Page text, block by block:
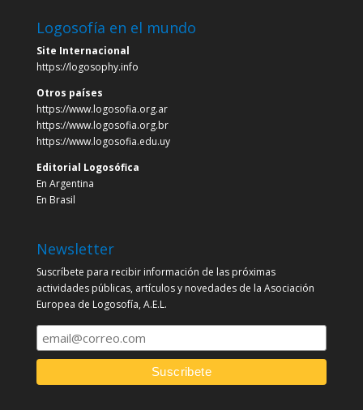
Logosofía en el mundo
Site Internacional
https://logosophy.info
Otros países
https://www.logosofia.org.ar
https://www.logosofia.org.br
https://www.logosofia.edu.uy
Editorial Logosófica
En Argentina
En Brasil
Newsletter
Suscríbete para recibir información de las próximas
actividades públicas, artículos y novedades de la Asociación
Europea de Logosofía, A.E.L.